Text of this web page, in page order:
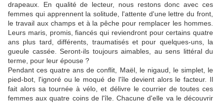
drapeaux. En qualité de lecteur, nous restons donc avec ces
femmes qui apprennent la solitude, l'attente d'une lettre du front,
le travail aux champs et à la pêche pour remplacer les hommes.
Leurs maris, promis, fiancés qui reviendront pour certains quatre
ans plus tard, différents, traumatisés et pour quelques-uns, la
gueule cassée. Seront-ils toujours aimables, au sens littéral du
terme, pour leur épouse ?
Pendant ces quatre ans de conflit, Maël, le nigaud, le simplet, le
pied-bot, l'ignoré ou le moqué de l'île devient alors le facteur. Il
fait alors sa tournée à vélo, et délivre le courrier de toutes ces
femmes aux quatre coins de l'île. Chacune d'elle va le découvrir